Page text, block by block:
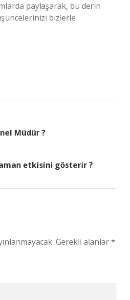
paylaşarak, bu derin
bizlerle
Müdür ?
etkisini gösterir ?
Gerekli alanlar*